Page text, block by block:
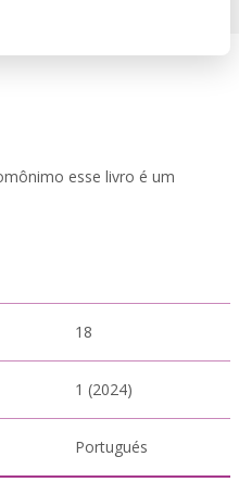
esse livro é um
18
1 (2024)
Portugués